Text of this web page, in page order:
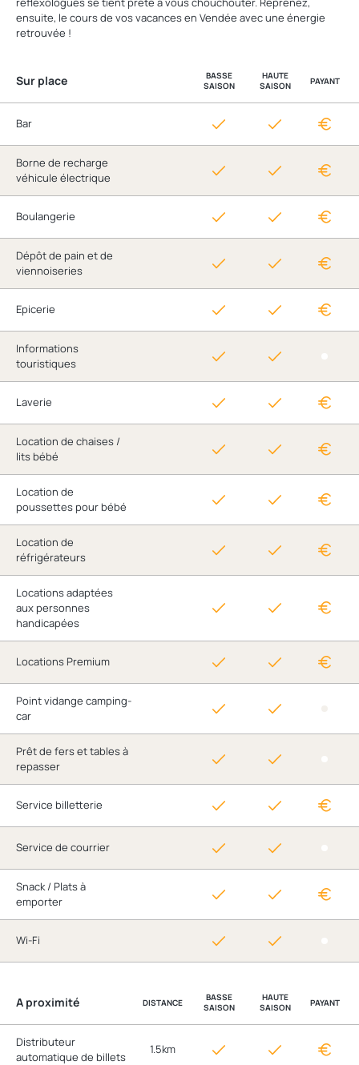
ensuite, le cours de vos vacances en Vendée avec une énergie
retrouvée !
Sur place
BASSE
SAISON
HAUTE
SAISON
PAYANT
Bar
Borne de recharge
véhicule électrique
Boulangerie
Dépôt de pain et de
viennoiseries
Epicerie
Informations
touristiques
Laverie
Location de chaises /
lits bébé
Location de
poussettes pour bébé
Location de
réfrigérateurs
Locations adaptées
aux personnes
handicapées
Locations Premium
Point vidange camping-
car
Prêt de fers et tables à
repasser
Service billetterie
Service de courrier
Snack / Plats à
emporter
Wi-Fi
A proximité DISTANCE
BASSE
SAISON
HAUTE
SAISON
PAYANT
Distributeur
automatique de billets
1.5km